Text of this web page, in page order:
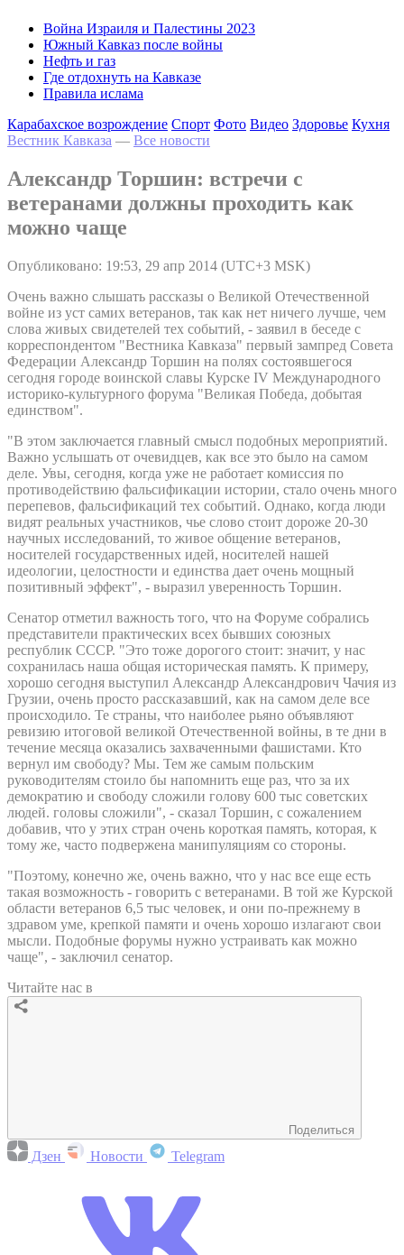
Война Израиля и Палестины 2023
Южный Кавказ после войны
Нефть и газ
Где отдохнуть на Кавказе
Правила ислама
Карабахское возрождение Спорт Фото Видео Здоровье Кухня
Вестник Кавказа — Все новости
Александр Торшин: встречи с
ветеранами должны проходить как
можно чаще
Опубликовано: 19:53, 29 апр 2014 (UTC+3 MSK)
Очень важно слышать рассказы о Великой Отечественной
войне из уст самих ветеранов, так как нет ничего лучше, чем
слова живых свидетелей тех событий, - заявил в беседе с
корреспондентом "Вестника Кавказа" первый зампред Совета
Федерации Александр Торшин на полях состоявшегося
сегодня городе воинской славы Курске IV Международного
историко-культурного форума "Великая Победа, добытая
единством".
"В этом заключается главный смысл подобных мероприятий.
Важно услышать от очевидцев, как все это было на самом
деле. Увы, сегодня, когда уже не работает комиссия по
противодействию фальсификации истории, стало очень много
перепевов, фальсификаций тех событий. Однако, когда люди
видят реальных участников, чье слово стоит дороже 20-30
научных исследований, то живое общение ветеранов,
носителей государственных идей, носителей нашей
идеологии, целостности и единства дает очень мощный
позитивный эффект", - выразил уверенность Торшин.
Сенатор отметил важность того, что на Форуме собрались
представители практических всех бывших союзных
республик СССР. "Это тоже дорогого стоит: значит, у нас
сохранилась наша общая историческая память. К примеру,
хорошо сегодня выступил Александр Александрович Чачия из
Грузии, очень просто рассказавший, как на самом деле все
происходило. Те страны, что наиболее рьяно объявляют
ревизию итоговой великой Отечественной войны, в те дни в
течение месяца оказались захваченными фашистами. Кто
вернул им свободу? Мы. Тем же самым польским
руководителям стоило бы напомнить еще раз, что за их
демократию и свободу сложили голову 600 тыс советских
людей. головы сложили", - сказал Торшин, с сожалением
добавив, что у этих стран очень короткая память, которая, к
тому же, часто подвержена манипуляциям со стороны.
"Поэтому, конечно же, очень важно, что у нас все еще есть
такая возможность - говорить с ветеранами. В той же Курской
области ветеранов 6,5 тыс человек, и они по-прежнему в
здравом уме, крепкой памяти и очень хорошо излагают свои
мысли. Подобные форумы нужно устраивать как можно
чаще", - заключил сенатор.
Читайте нас в
Поделиться
Дзен Новости Telegram